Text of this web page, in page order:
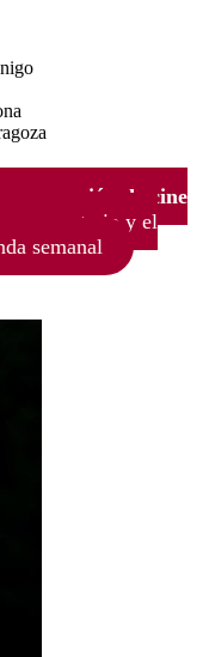
de cine
comentario y el
semanal